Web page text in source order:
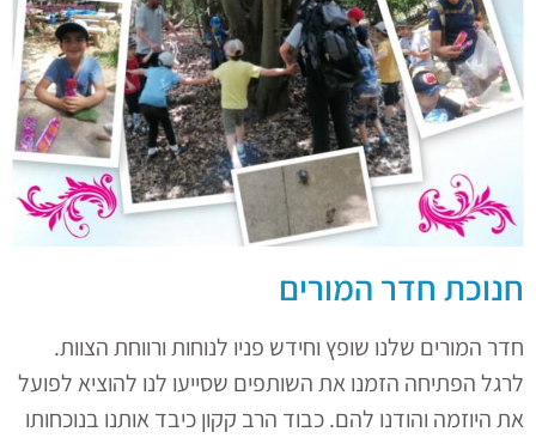
חנוכת חדר המורים
חדר המורים שלנו שופץ וחידש פניו לנוחות ורווחת הצוות.
לרגל הפתיחה הזמנו את השותפים שסייעו לנו להוציא לפועל
את היוזמה והודנו להם. כבוד הרב קקון כיבד אותנו בנוכחותו